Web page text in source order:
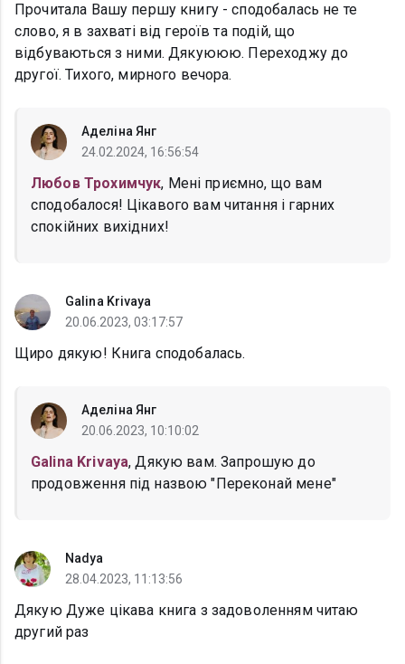
Прочитала Вашу першу книгу - сподобалась не те
слово, я в захваті від героїв та подій, що
відбуваються з ними. Дякуююю. Переходжу до
другої. Тихого, мирного вечора.
Аделіна Янг
24.02.2024, 16:56:54
Любов Трохимчук, Мені приємно, що вам
сподобалося! Цікавого вам читання і гарних
спокійних вихідних!
Galina Krivaya
20.06.2023, 03:17:57
Щиро дякую! Книга сподобалась.
Аделіна Янг
20.06.2023, 10:10:02
Galina Krivaya, Дякую вам. Запрошую до
продовження під назвою "Переконай мене"
Nadya
28.04.2023, 11:13:56
Дякую Дуже цікава книга з задоволенням читаю
другий раз